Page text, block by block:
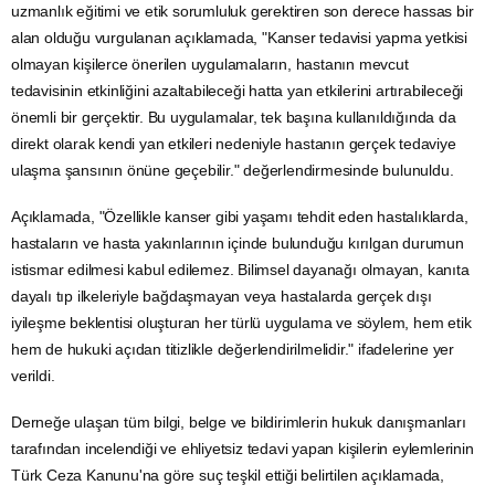
uzmanlık eğitimi ve etik sorumluluk gerektiren son derece hassas bir
alan olduğu vurgulanan açıklamada, "Kanser tedavisi yapma yetkisi
olmayan kişilerce önerilen uygulamaların, hastanın mevcut
tedavisinin etkinliğini azaltabileceği hatta yan etkilerini artırabileceği
önemli bir gerçektir. Bu uygulamalar, tek başına kullanıldığında da
direkt olarak kendi yan etkileri nedeniyle hastanın gerçek tedaviye
ulaşma şansının önüne geçebilir." değerlendirmesinde bulunuldu.
Açıklamada, "Özellikle kanser gibi yaşamı tehdit eden hastalıklarda,
hastaların ve hasta yakınlarının içinde bulunduğu kırılgan durumun
istismar edilmesi kabul edilemez. Bilimsel dayanağı olmayan, kanıta
dayalı tıp ilkeleriyle bağdaşmayan veya hastalarda gerçek dışı
iyileşme beklentisi oluşturan her türlü uygulama ve söylem, hem etik
hem de hukuki açıdan titizlikle değerlendirilmelidir." ifadelerine yer
verildi.
Derneğe ulaşan tüm bilgi, belge ve bildirimlerin hukuk danışmanları
tarafından incelendiği ve ehliyetsiz tedavi yapan kişilerin eylemlerinin
Türk Ceza Kanunu'na göre suç teşkil ettiği belirtilen açıklamada,